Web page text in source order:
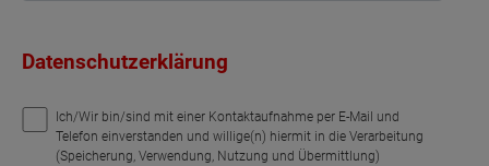
Datenschutzerklärung
Ich/Wir bin/sind mit einer Kontaktaufnahme per E-Mail und
Telefon einverstanden und willige(n) hiermit in die Verarbeitung
(Speicherung, Verwendung, Nutzung und Übermittlung)